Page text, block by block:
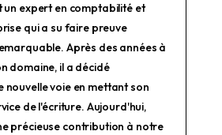
un expert en comptabilité et
qui a su faire preuve
Après des années à
domaine, il a décidé
nouvelle voie en mettant son
de l'écriture. Aujourd'hui,
précieuse contribution à notre